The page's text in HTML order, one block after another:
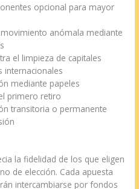
opcional para mayor
anómala mediante
el limpieza de capitales
internacionales
mediante papeles
primero retiro
transitoria o permanente
la fidelidad de los que eligen
de elección. Cada apuesta
intercambiarse por fondos